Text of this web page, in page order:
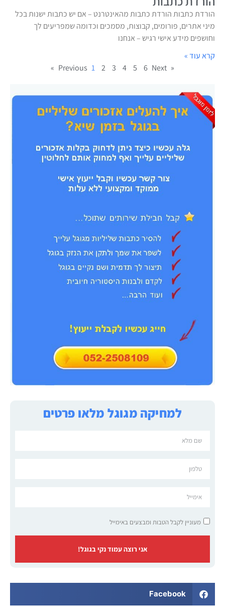
הורדת כתבות הורדת כתבות מהאינטרנט – אם יש כתבות ישנות בכל
מיני אתרים, פורומים, קבוצות, מסמכים וכדומה שמפריעים לך
וחושפים מידע אישי רגיש – אנחנו
קרא עוד »
« Previous
1 2 3 4 5 6 Next »
למחיקה מגוגל מלאו פרטים
מעוניין לקבל הטבות ומבצעים באימייל
אני רוצה עמוד נקי בגוגל!
Facebook